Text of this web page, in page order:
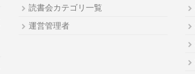
読書会カテゴリ一覧
運営管理者